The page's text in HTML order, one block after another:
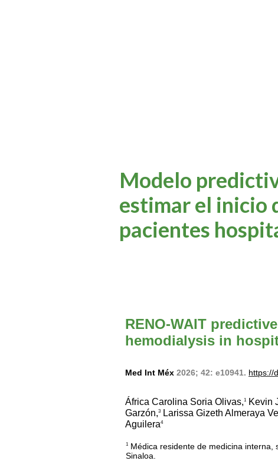
Modelo
estimar el inicio
pacientes
RENO-WAIT
hemodialysis in
Med Int Méx 2026; 42: e10941. https://
África Carolina Soria Olivas,1 Kevin
Garzón,3 Larissa Gizeth Almeraya
Aguilera4
1 Médica residente de medicina interna,
Sinaloa.